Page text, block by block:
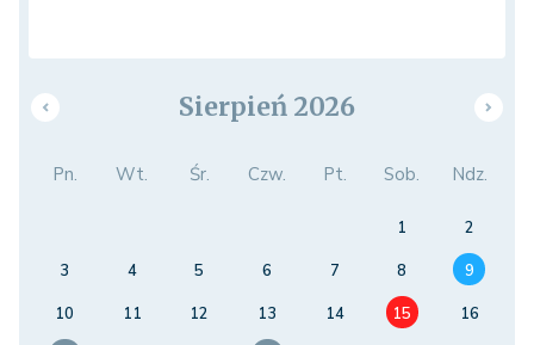
Sierpień 2026
Pn. Wt. Śr. Czw. Pt. Sob. Ndz.
1
2
3
4 5 6 7 8
9
10
11 12 13 14 15
16